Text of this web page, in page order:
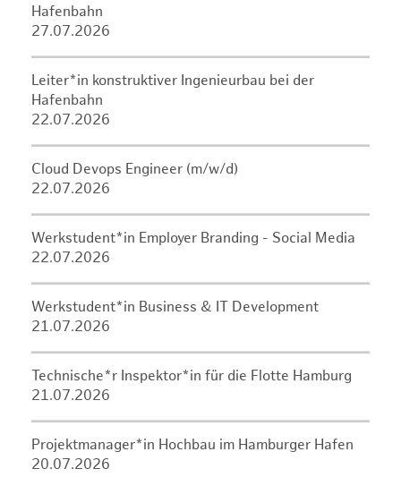
Hafenbahn
27.07.2026
Leiter*in konstruktiver Ingenieurbau bei der
Hafenbahn
22.07.2026
Cloud Devops Engineer (m/w/d)
22.07.2026
Werkstudent*in Employer Branding - Social Media
22.07.2026
Werkstudent*in Business & IT Development
21.07.2026
Technische*r Inspektor*in für die Flotte Hamburg
21.07.2026
Projektmanager*in Hochbau im Hamburger Hafen
20.07.2026